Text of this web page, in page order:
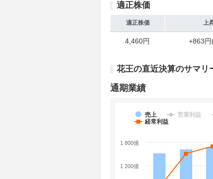
適正株価
適正株価 上
4,460円 +863円
花王の直近決算のサマリ
通期業績
売上 営業利益
経常利益
1 200億
1 800億